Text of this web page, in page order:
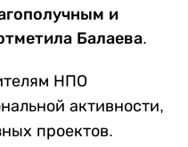
и
Балаева.
НПО
активности,
проектов.